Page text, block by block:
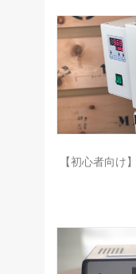
【初心者向け